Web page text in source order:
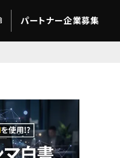
パートナー企業募集